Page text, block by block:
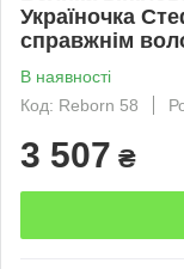
Україночка
справжнім
В наявності
Код: Reborn 58
3 507 ₴